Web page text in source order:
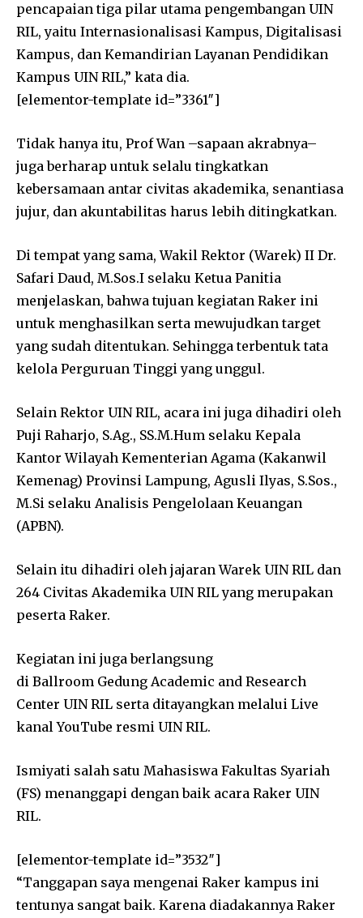
pencapaian tiga pilar utama pengembangan UIN
RIL, yaitu Internasionalisasi Kampus, Digitalisasi
Kampus, dan Kemandirian Layanan Pendidikan
Kampus UIN RIL,” kata dia.
[elementor-template id=”3361″]
Tidak hanya itu, Prof Wan –sapaan akrabnya–
juga berharap untuk selalu tingkatkan
kebersamaan antar civitas akademika, senantiasa
jujur, dan akuntabilitas harus lebih ditingkatkan.
Di tempat yang sama, Wakil Rektor (Warek) II Dr.
Safari Daud, M.Sos.I selaku Ketua Panitia
menjelaskan, bahwa tujuan kegiatan Raker ini
untuk menghasilkan serta mewujudkan target
yang sudah ditentukan. Sehingga terbentuk tata
kelola Perguruan Tinggi yang unggul.
Selain Rektor UIN RIL, acara ini juga dihadiri oleh
Puji Raharjo, S.Ag., SS.M.Hum selaku Kepala
Kantor Wilayah Kementerian Agama (Kakanwil
Kemenag) Provinsi Lampung, Agusli Ilyas, S.Sos.,
M.Si selaku Analisis Pengelolaan Keuangan
(APBN).
Selain itu dihadiri oleh jajaran Warek UIN RIL dan
264 Civitas Akademika UIN RIL yang merupakan
peserta Raker.
Kegiatan ini juga berlangsung
di Ballroom Gedung Academic and Research
Center UIN RIL serta ditayangkan melalui Live
kanal YouTube resmi UIN RIL.
Ismiyati salah satu Mahasiswa Fakultas Syariah
(FS) menanggapi dengan baik acara Raker UIN
RIL.
[elementor-template id=”3532″]
“Tanggapan saya mengenai Raker kampus ini
tentunya sangat baik. Karena diadakannya Raker